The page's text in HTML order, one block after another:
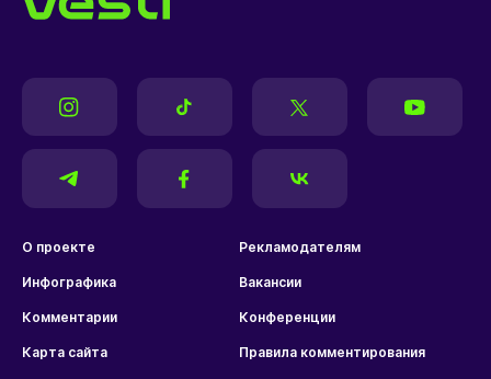
О проекте Рекламодателям
Инфографика Вакансии
Комментарии Конференции
Карта сайта Правила комментирования